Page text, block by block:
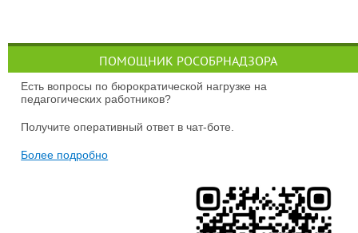
ПОМОЩНИК РОСОБРНАДЗОРА
Есть вопросы по бюрократической нагрузке на
педагогических работников?
Получите оперативный ответ в чат-боте.
Более подробно